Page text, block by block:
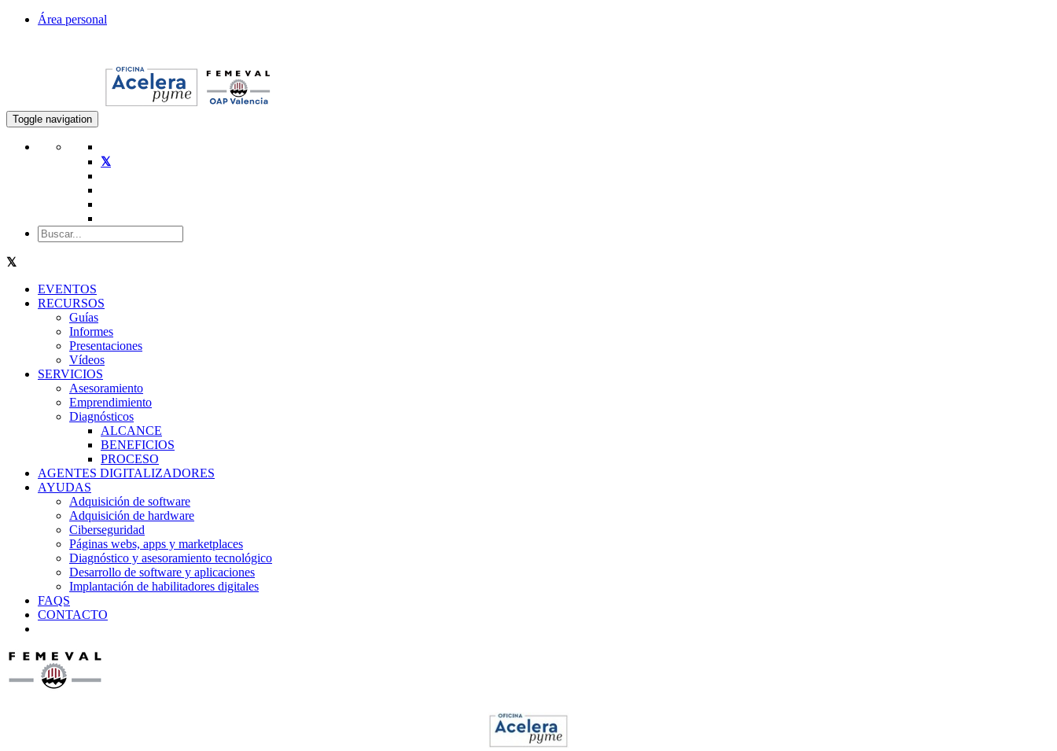
Área personal
Toggle navigation
EVENTOS
RECURSOS
Guías
Informes
Presentaciones
Vídeos
SERVICIOS
Asesoramiento
Emprendimiento
Diagnósticos
ALCANCE
BENEFICIOS
PROCESO
AGENTES DIGITALIZADORES
AYUDAS
Adquisición de software
Adquisición de hardware
Ciberseguridad
Páginas webs, apps y marketplaces
Diagnóstico y asesoramiento tecnológico
Desarrollo de software y aplicaciones
Implantación de habilitadores digitales
FAQS
CONTACTO